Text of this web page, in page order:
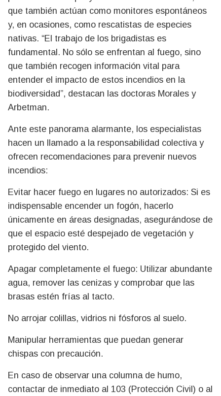
que también actúan como monitores espontáneos
y, en ocasiones, como rescatistas de especies
nativas. “El trabajo de los brigadistas es
fundamental. No sólo se enfrentan al fuego, sino
que también recogen información vital para
entender el impacto de estos incendios en la
biodiversidad”, destacan las doctoras Morales y
Arbetman.
Ante este panorama alarmante, los especialistas
hacen un llamado a la responsabilidad colectiva y
ofrecen recomendaciones para prevenir nuevos
incendios:
Evitar hacer fuego en lugares no autorizados: Si es
indispensable encender un fogón, hacerlo
únicamente en áreas designadas, asegurándose de
que el espacio esté despejado de vegetación y
protegido del viento.
Apagar completamente el fuego: Utilizar abundante
agua, remover las cenizas y comprobar que las
brasas estén frías al tacto.
No arrojar colillas, vidrios ni fósforos al suelo.
Manipular herramientas que puedan generar
chispas con precaución.
En caso de observar una columna de humo,
contactar de inmediato al 103 (Protección Civil) o al